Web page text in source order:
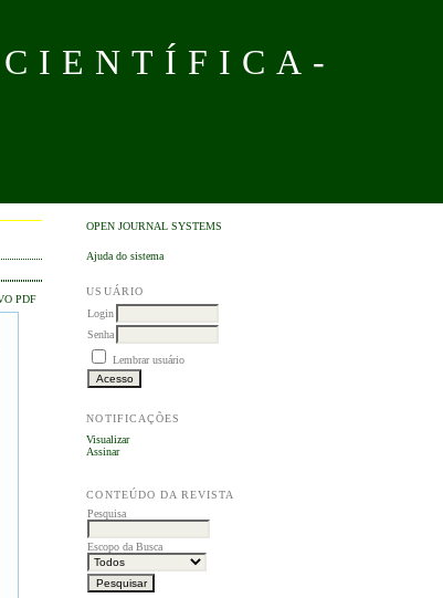
OPEN JOURNAL SYSTEMS
Ajuda do sistema
USUÁRIO
Login
Senha
Lembrar usuário
NOTIFICAÇÕES
Visualizar
Assinar
CONTEÚDO DA REVISTA
Pesquisa
Escopo da Busca
PDF